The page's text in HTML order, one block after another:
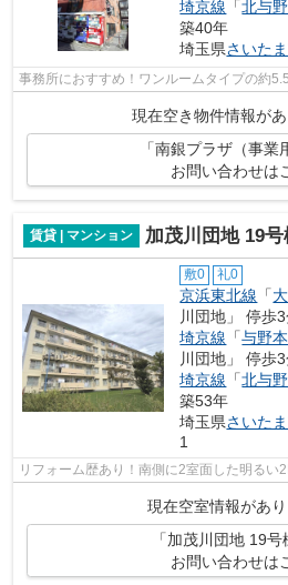
埼京線 「北与野
築40年
埼玉県さいた
事務所におすすめ！ワンルームタイプの約5.5
現在空き物件情報があ
「南銀プラザ（事業
お問い合わせは
賃貸 | マンション 加茂川団地 19号
敷0 礼0
京浜東北線 「
川団地」 停歩
埼京線 「与野
川団地」 停歩
埼京線 「北与野
築53年
埼玉県さいた
1
リフォーム歴あり！南側に2室面した明るい
現在空室情報があり
「加茂川団地 19
お問い合わせは